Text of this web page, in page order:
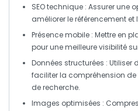
SEO technique : Assurer une
améliorer le référencement
Présence mobile : Mettre en
pour une meilleure visibilité
Données structurées : Utiliser
faciliter la compréhension
de recherche.
Images optimisées :